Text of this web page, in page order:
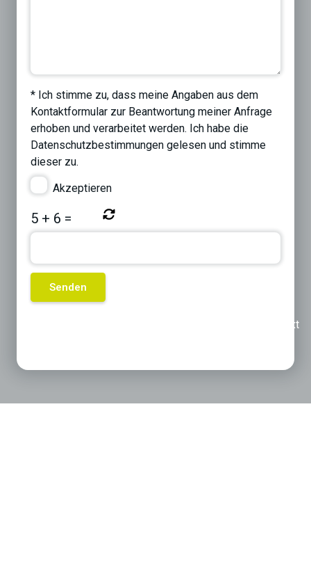
* Ich stimme zu, dass meine Angaben aus dem
Kontaktformular zur Beantwortung meiner Anfrage
erhoben und verarbeitet werden. Ich habe die
Datenschutzbestimmungen gelesen und stimme
dieser zu.
Akzeptieren
5 + 6 =
Next